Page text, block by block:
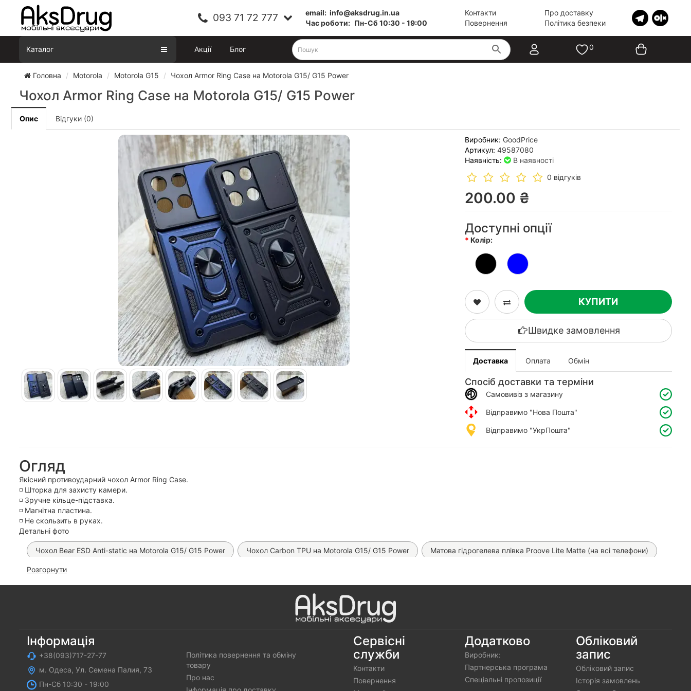
093 71 72 777 email: info@aksdrug.in.ua
Час роботи: Пн-Cб 10:30 - 19:00
Контакти
Повернення
Про доставку
Політика безпеки
Каталог Акції Блог 0
Головна Motorola Motorola G15 Чохол Armor Ring Case на Motorola G15/ G15 Power
Чохол Armor Ring Case на Motorola G15/ G15 Power
Опис Відгуки (0)
Виробник: GoodPrice
Артикул: 49587080
Наявність:
В наявності
0 відгуків
200.00 ₴
Доступні опції
Колір:
КУПИТИ
Швидке замовлення
Доставка Оплата Обмін
Спосіб доставки та терміни
Самовивіз з магазину
Відправимо "Нова Пошта"
Відправимо "УкрПошта"
Огляд
Якісний противоударний чохол Armor Ring Case.
◽️ Шторка для захисту камери.
◽️ Зручне кільце-підставка.
◽️ Магнітна пластина.
◽️ Не скользить в руках.
Детальні фото
Чохол Bear ESD Anti-static на Motorola G15/ G15 Power Чохол Carbon TPU на Motorola G15/ G15 Power Матова гідрогелева плівка Proove Lite Matte (на всі телефони)
Автомобільна зарядка Hoco Z57 PD 30W
Автомобільна зарядка Hoco Z57a PD 30W
Швидкий зарядний пристрій ХО СЕ17 65W
Розгорнути
Інформація
+38(093)717-27-77
м. Одеса, Ул. Семена Палия, 73
Пн-Cб 10:30 - 19:00
Політика повернення та обміну
товару
Про нас
Сервісні
служби
Контакти
Повернення
Додатково
Виробник:
Партнерська програма
Спеціальні пропозиції
Обліковий
запис
Обліковий запис
Історія замовлень